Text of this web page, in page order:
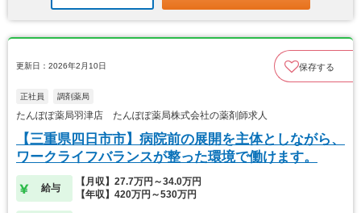
更新日：2026年2月10日 保存する
正社員 調剤薬局
たんぽぽ薬局羽津店 たんぽぽ薬局株式会社の薬剤師求人
【三重県四日市市】病院前の展開を主体としながら、
ワークライフバランスが整った環境で働けます。
給与
【月収】27.7万円～34.0万円
【年収】420万円～530万円